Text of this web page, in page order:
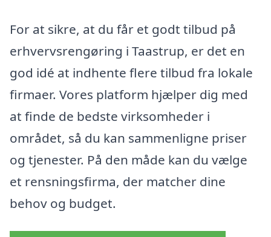
For at sikre, at du får et godt tilbud på
erhvervsrengøring i Taastrup, er det en
god idé at indhente flere tilbud fra lokale
firmaer. Vores platform hjælper dig med
at finde de bedste virksomheder i
området, så du kan sammenligne priser
og tjenester. På den måde kan du vælge
et rensningsfirma, der matcher dine
behov og budget.